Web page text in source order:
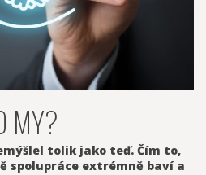
MY?
tolik jako teď. Čím to,
spolupráce extrémně baví a